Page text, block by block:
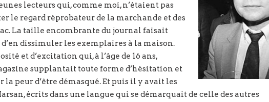
lecteurs qui, comme moi, n’étaient pas
le regard réprobateur de la marchande et des
La taille encombrante du journal faisait
dissimuler les exemplaires à la maison.
et d’excitation qui, à l’âge de 16 ans,
supplantait toute forme d’hésitation et
peur d’être démasqué. Et puis il y avait les
écrits dans une langue qui se démarquait de celle des autres